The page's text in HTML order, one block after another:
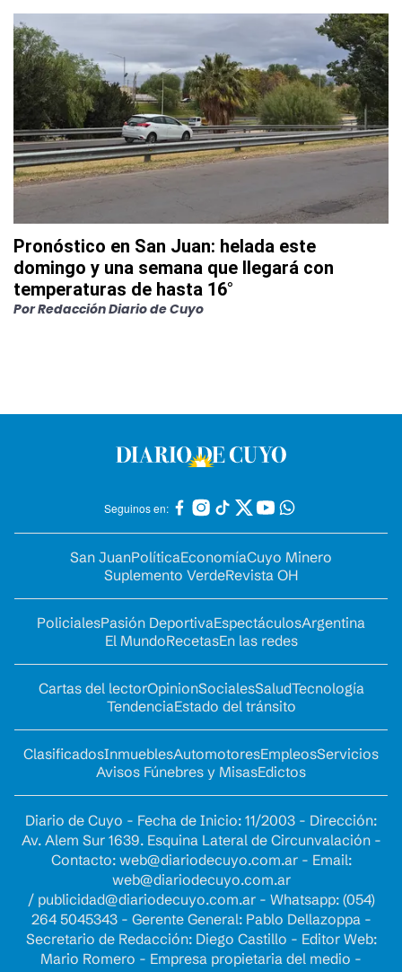
Pronóstico en San Juan: helada este
domingo y una semana que llegará con
temperaturas de hasta 16°
PorRedacción Diario de Cuyo
Seguinos en:
San JuanPolíticaEconomíaCuyo Minero
Suplemento VerdeRevista OH
PolicialesPasión DeportivaEspectáculosArgentina
El MundoRecetasEn las redes
Cartas del lectorOpinionSocialesSaludTecnología
TendenciaEstado del tránsito
ClasificadosInmueblesAutomotoresEmpleosServicios
Avisos Fúnebres y MisasEdictos
Diario de Cuyo - Fecha de Inicio: 11/2003 - Dirección:
Av. Alem Sur 1639. Esquina Lateral de Circunvalación -
Contacto: web@diariodecuyo.com.ar- Email:
web@diariodecuyo.com.ar
/ publicidad@diariodecuyo.com.ar- Whatsapp: (054)
264 5045343 - Gerente General: Pablo Dellazoppa -
Secretario de Redacción: Diego Castillo - Editor Web:
Mario Romero - Empresa propietaria del medio -